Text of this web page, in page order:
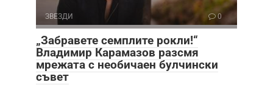
ЗВЕЗДИ 0
„Забравете семплите рокли!“
Владимир Карамазов разсмя
мрежата с необичаен булчински
съвет